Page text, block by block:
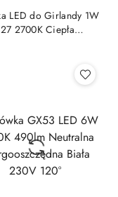
LED do Girlandy 1W
2700K Ciepła
OZDOBNA